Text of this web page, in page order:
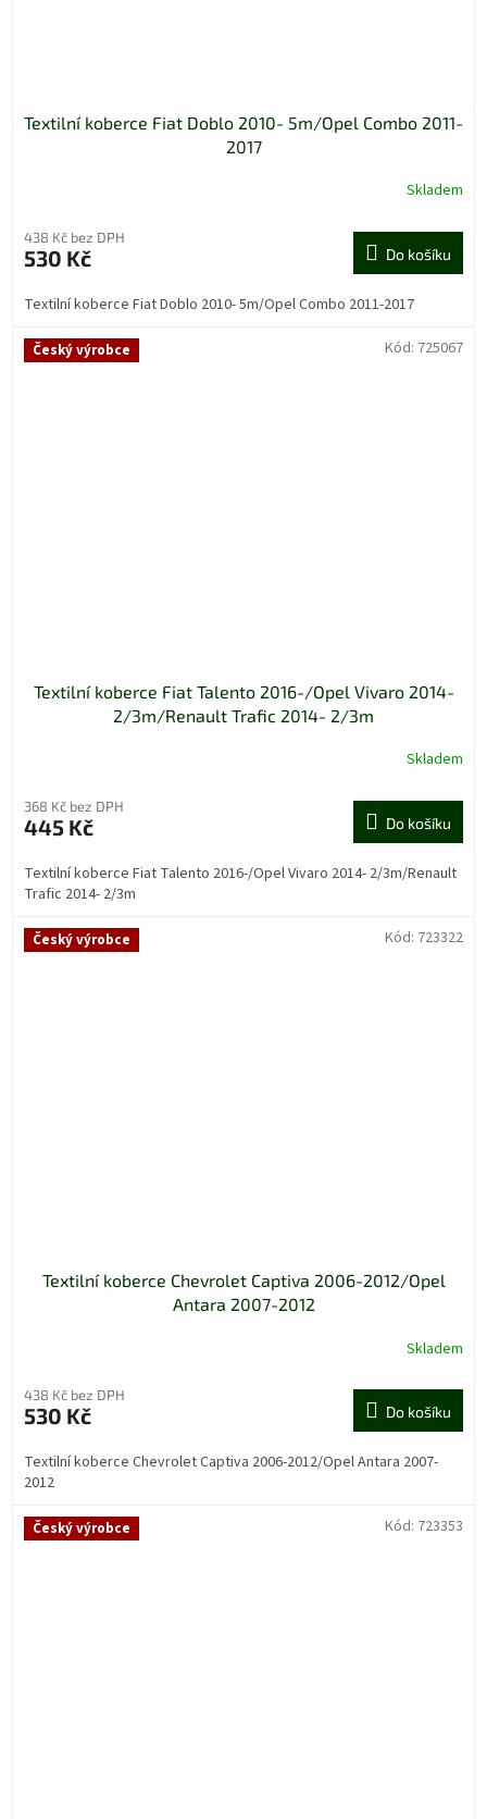
Textilní koberce Fiat Doblo 2010- 5m/Opel Combo 2011-
2017
Skladem
438 Kč bez DPH
530 Kč Do košíku
Textilní koberce Fiat Doblo 2010- 5m/Opel Combo 2011-2017
Český výrobce
Textilní koberce Fiat Talento 2016-/Opel Vivaro 2014-
2/3m/Renault Trafic 2014- 2/3m
Skladem
368 Kč bez DPH
445 Kč Do košíku
Textilní koberce Fiat Talento 2016-/Opel Vivaro 2014- 2/3m/Renault
Trafic 2014- 2/3m
Kód: 725067
Český výrobce
Textilní koberce Chevrolet Captiva 2006-2012/Opel
Antara 2007-2012
Skladem
438 Kč bez DPH
530 Kč Do košíku
Textilní koberce Chevrolet Captiva 2006-2012/Opel Antara 2007-
2012
Kód: 723322
Český výrobce Kód: 723353